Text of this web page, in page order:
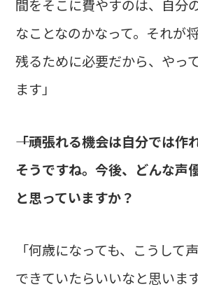
間をそこに費やすのは、自分
なことなのかなって。それが
残るために必要だから、やっ
ます」
――「頑張れる機会は自分では
そうですね。今後、どんな声
と思っていますか？
「何歳になっても、こうして
できていたらいいなと思いま